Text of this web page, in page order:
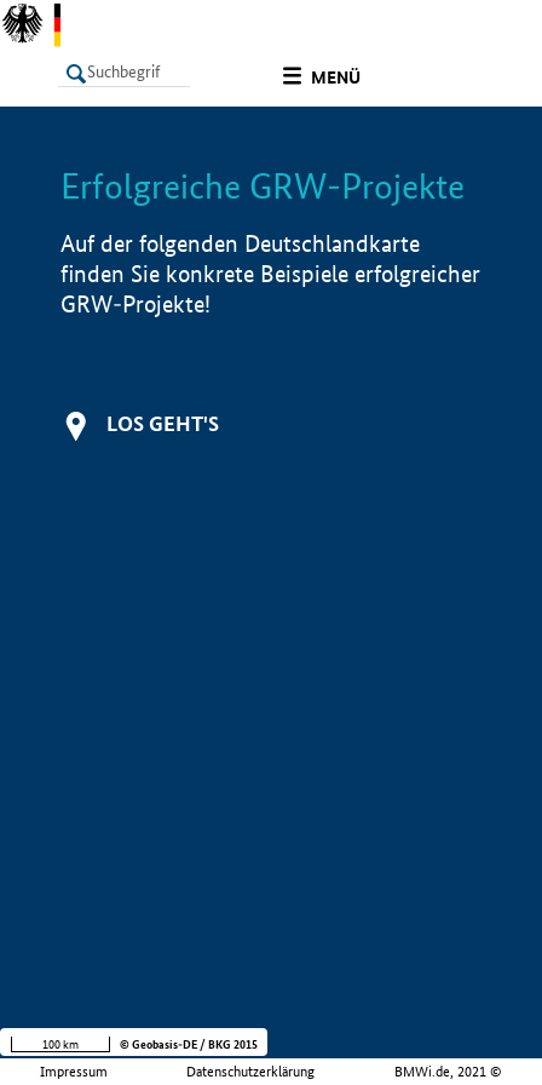
MENÜ
LISTE Info
Erfolgreiche GRW-Projekte
Auf der folgenden Deutschlandkarte
finden Sie konkrete Beispiele erfolgreicher
GRW-Projekte!
LOS GEHT'S
Impressum Datenschutzerklärung BMWi.de, 2021 ©
100 km © Geobasis-DE / BKG 2015